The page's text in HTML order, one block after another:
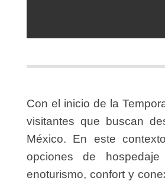
Con el inicio de la
visitantes que buscan
México. En este
opciones de
enoturismo, confort y